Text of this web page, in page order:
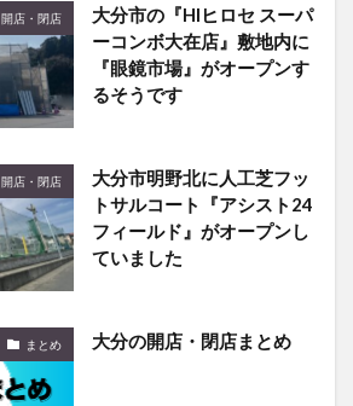
開店・閉店
大分市の『HIヒロセ スーパ
ーコンボ大在店』敷地内に
『眼鏡市場』がオープンす
るそうです
開店・閉店
大分市明野北に人工芝フッ
トサルコート『アシスト24
フィールド』がオープンし
ていました
まとめ 大分の開店・閉店まとめ